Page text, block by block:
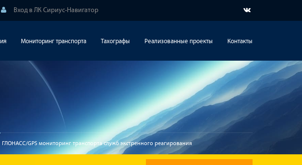
Вход в ЛК Сириус-Навигатор
Мониторинг транспорта Тахографы Реализованные проекты Контакты
ГЛОНАСС/GPS мониторинг транспорта служб экстренного реагирования